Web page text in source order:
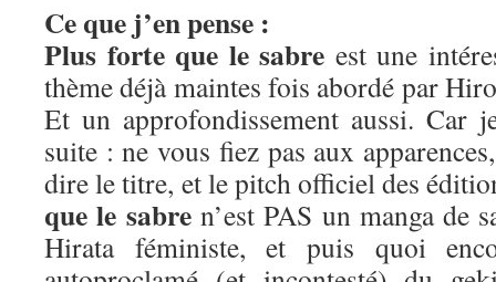
Ce que j’en pense :
Plus forte que le sabre est une
thème déjà maintes fois abordé par
Et un approfondissement aussi. Car
suite : ne vous fiez pas aux
dire le titre, et le pitch officiel des
que le sabren’est PAS un manga de
Hirata féministe, et puis quoi